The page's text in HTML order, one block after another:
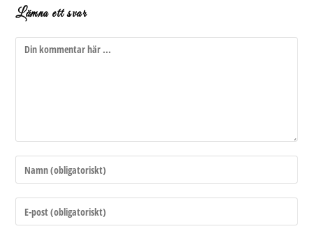
Lämna ett svar
Kommentar
Ange
ditt
namn
eller
Ange
din